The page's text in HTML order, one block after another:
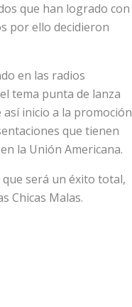
que han logrado con
por ello decidieron
en las radios
tema punta de lanza
inicio a la promoción
que tienen
la Unión Americana.
será un éxito total,
Chicas Malas.